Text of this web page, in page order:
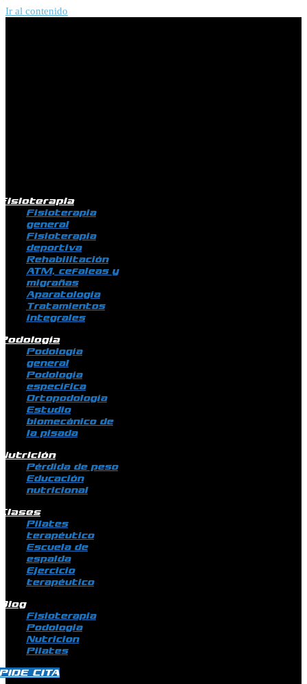
Ir al contenido
Fisioterapia
general
Fisioterapia
deportiva
Rehabilitación
ATM, cefaleas y
migrañas
Aparatología
Tratamientos
integrales
Podología
general
Podología
específica
Ortopodología
Estudio
biomecánico de
la pisada
Pérdida de peso
Educación
nutricional
Pilates
terapéutico
Escuela de
espalda
Ejercicio
terapéutico
Fisioterapia
Podologia
Nutricion
Pilates
CITA